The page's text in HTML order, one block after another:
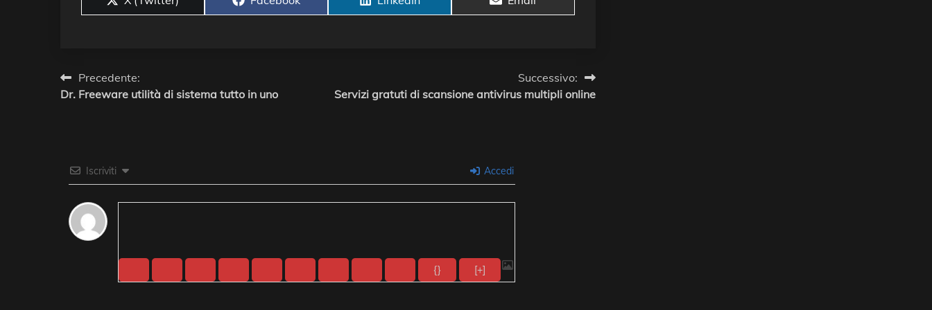
on
Navigazione
articoli
Precedente:
Dr. Freeware utilità di sistema tutto in uno
Successivo:
Servizi gratuti di scansione antivirus multipli online
Iscriviti Accedi
{} [+]